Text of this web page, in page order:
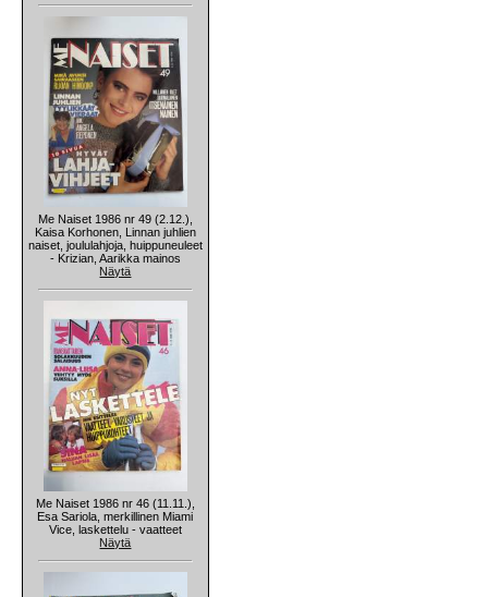
Me Naiset 1986 nr 49 (2.12.),
Kaisa Korhonen, Linnan juhlien
naiset, joululahjoja, huippuneuleet
- Krizian, Aarikka mainos
Näytä
Me Naiset 1986 nr 46 (11.11.),
Esa Sariola, merkillinen Miami
Vice, laskettelu - vaatteet
Näytä